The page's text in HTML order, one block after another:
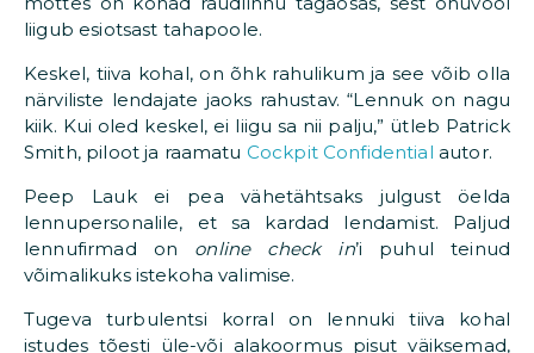
liigub esiotsast tahapoole.
Keskel, tiiva kohal, on õhk rahulikum ja see võib olla
närviliste lendajate jaoks rahustav. “Lennuk on nagu
kiik. Kui oled keskel, ei liigu sa nii palju,” ütleb Patrick
Smith, piloot ja raamatu Cockpit Confidential autor.
Peep Lauk ei pea vähetähtsaks julgust öelda
lennupersonalile, et sa kardad lendamist. Paljud
lennufirmad on online check in’i puhul teinud
võimalikuks istekoha valimise.
Tugeva turbulentsi korral on lennuki tiiva kohal
istudes tõesti üle-või alakoormus pisut väiksemad,